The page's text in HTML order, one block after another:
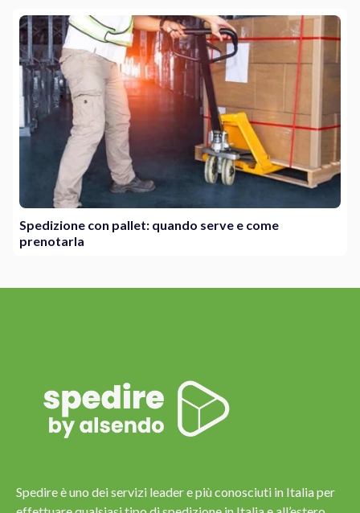
Spedizione con pallet: quando serve e come
prenotarla
Spedire è uno dei servizi leader e più conosciuti in Italia per